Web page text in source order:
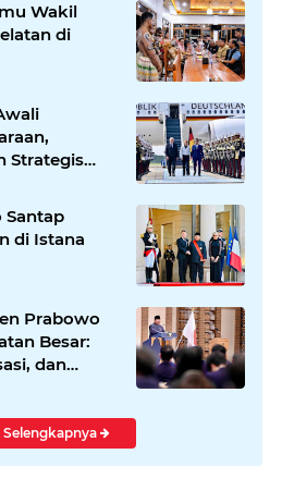
Wakil
di
Strategis
Santap
di Istana
Prabowo
Besar:
dan
Selengkapnya